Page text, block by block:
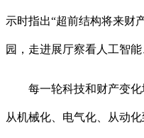
示时指出“超前结构将来财
园，走进展厅察看人工智
每一轮科技和财产变化
从机械化、电气化、从动